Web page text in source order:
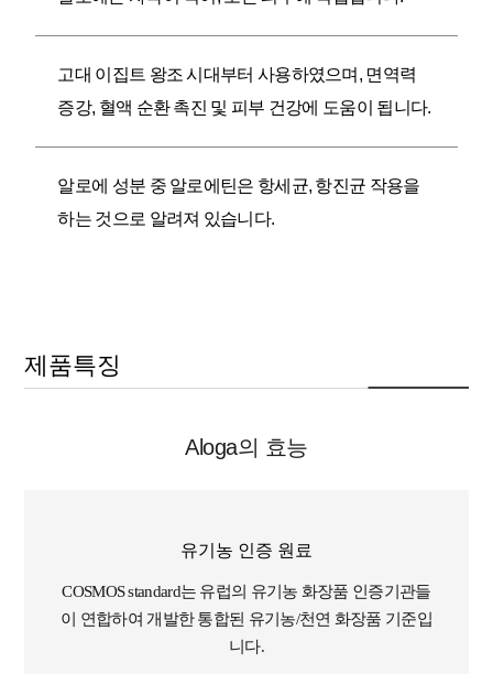
고대 이집트 왕조 시대부터 사용하였으며, 면역력
증강, 혈액 순환 촉진 및 피부 건강에 도움이 됩니다.
알로에 성분 중 알로에틴은 항세균, 항진균 작용을
하는 것으로 알려져 있습니다.
제품특징
Aloga의 효능
유기농 인증 원료
COSMOS standard는 유럽의 유기농 화장품 인증기관들
이 연합하여 개발한 통합된 유기농/천연 화장품 기준입
니다.